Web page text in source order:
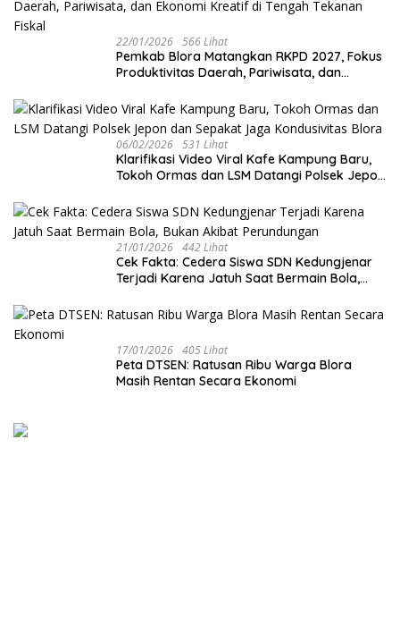
22/01/2026 566 Lihat
‎Pemkab Blora Matangkan RKPD 2027, Fokus
Produktivitas Daerah, Pariwisata, dan
06/02/2026 531 Lihat
‎Klarifikasi Video Viral Kafe Kampung Baru,
Tokoh Ormas dan LSM Datangi Polsek Jepon
21/01/2026 442 Lihat
Cek Fakta: Cedera Siswa SDN Kedungjenar
Terjadi Karena Jatuh Saat Bermain Bola,
17/01/2026 405 Lihat
‎Peta DTSEN: Ratusan Ribu Warga Blora
Masih Rentan Secara Ekonomi